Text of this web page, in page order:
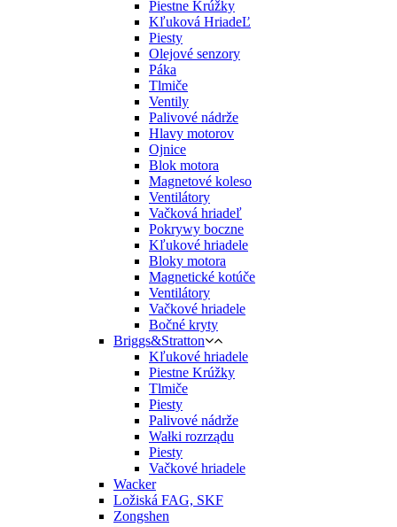
Piestne Krúžky
Kľuková HriadeĽ
Piesty
Olejové senzory
Páka
Tlmiče
Ventily
Palivové nádrže
Hlavy motorov
Ojnice
Blok motora
Magnetové koleso
Ventilátory
Vačková hriadeľ
Pokrywy boczne
Kľukové hriadele
Bloky motora
Magnetické kotúče
Ventilátory
Vačkové hriadele
Bočné kryty
Briggs&Stratton
Kľukové hriadele
Piestne Krúžky
Tlmiče
Piesty
Palivové nádrže
Wałki rozrządu
Piesty
Vačkové hriadele
Wacker
Ložiská FAG, SKF
Zongshen